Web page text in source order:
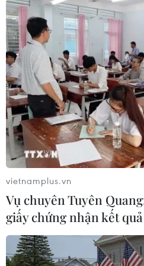
giúp người dùng dễ dàng
cộng đồng phù hợp với
Một số cập nhật nổi bật
Cộng đồng với biểu
dùng dễ dàng tìm và
đồng ngay từ menu
tiến trình cộng đồng, cho
khi nào một chủ đề sắp
cùng việc mở rộng danh
cho nhiều người dùng
cộng đồng.
vietnamplus.vn
Vụ chuyên Tuyên
giấy chứng nhận kết